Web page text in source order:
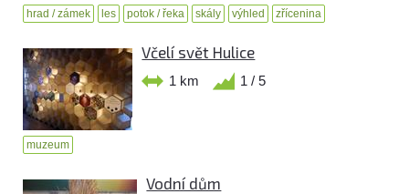
hrad / zámek les potok / řeka skály výhled zřícenina
Včelí svět Hulice
1 km 1 / 5
muzeum
Vodní dům